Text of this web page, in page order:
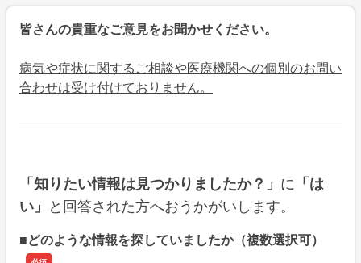
皆さんの貴重なご意見をお聞かせください。
病気や症状に関するご相談や医療機関への個別のお問い
合わせは受け付けておりません。
「知りたい情報は見つかりましたか？」 に 「は
い」 と回答された方へおうかがいします。
■どのような情報を探していましたか（複数選択可）